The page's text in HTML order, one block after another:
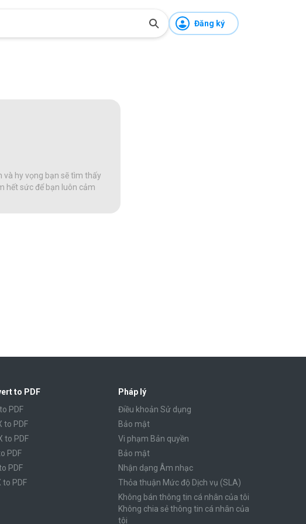
Đăng ký
và hy vọng bạn sẽ tìm thấy
hết sức để bạn luôn cảm
to PDF
PDF
to PDF
to PDF
PDF
PDF
to PDF
Pháp lý
Điều khoản Sử dụng
Bảo mật
Vi phạm Bản quyền
Bảo mật
Nhận dạng Âm nhạc
Thỏa thuận Mức độ Dịch vụ (SLA)
Không bán thông tin cá nhân của tôi
Không chia sẻ thông tin cá nhân của
tôi